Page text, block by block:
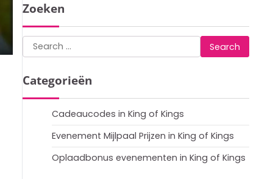
Zoeken
Search
for:
Categorieën
Cadeaucodes in King of Kings
Evenement Mijlpaal Prijzen in King of Kings
Oplaadbonus evenementen in King of Kings